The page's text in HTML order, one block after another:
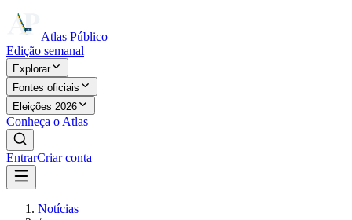
Atlas Público
Edição semanal
Explorar
Fontes oficiais
Eleições 2026
Conheça o Atlas
EntrarCriar conta
Notícias